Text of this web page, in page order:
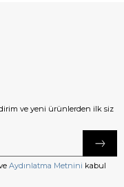
ve yeni ürünlerden ilk siz
Aydınlatma Metnini kabul